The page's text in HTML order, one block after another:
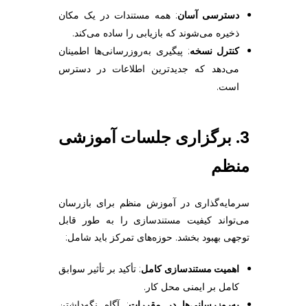
دسترسی آسان: همه مستندات در یک مکان
ذخیره می‌شوند که بازیابی را ساده می‌کند.
کنترل نسخه: پیگیری به‌روزرسانی‌ها اطمینان
می‌دهد که جدیدترین اطلاعات در دسترس
است.
3. برگزاری جلسات آموزشی
منظم
سرمایه‌گذاری در آموزش منظم برای بازرسان
می‌تواند کیفیت مستندسازی را به طور قابل
توجهی بهبود بخشد. حوزه‌های تمرکز باید شامل:
اهمیت مستندسازی کامل: تأکید بر تأثیر سوابق
کامل بر ایمنی محل کار.